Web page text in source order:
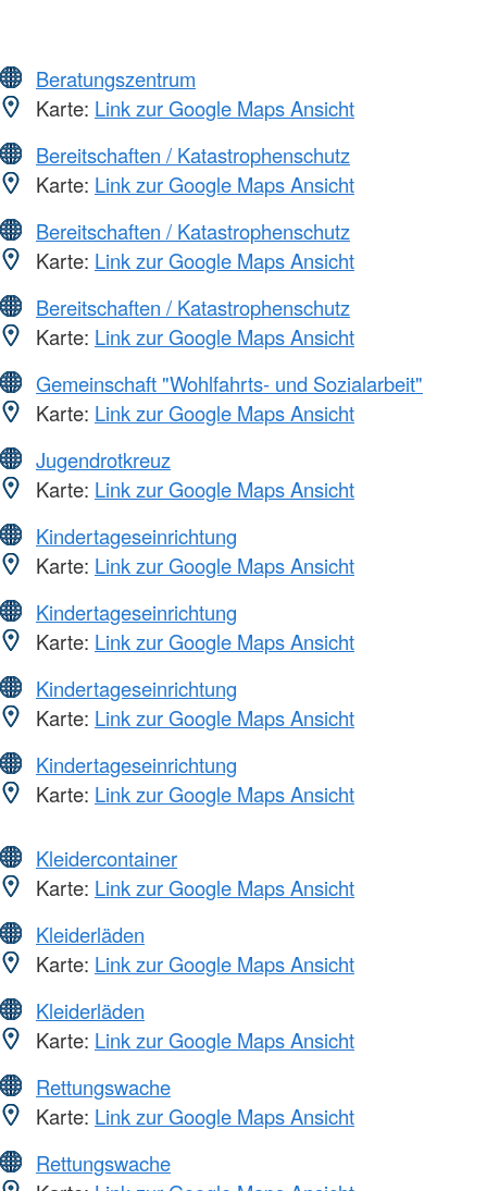
Beratungszentrum
Karte: Link zur Google Maps Ansicht
Bereitschaften / Katastrophenschutz
Karte: Link zur Google Maps Ansicht
Bereitschaften / Katastrophenschutz
Karte: Link zur Google Maps Ansicht
Bereitschaften / Katastrophenschutz
Karte: Link zur Google Maps Ansicht
Gemeinschaft "Wohlfahrts- und Sozialarbeit"
Karte: Link zur Google Maps Ansicht
Jugendrotkreuz
Karte: Link zur Google Maps Ansicht
Kindertageseinrichtung
Karte: Link zur Google Maps Ansicht
Kindertageseinrichtung
Karte: Link zur Google Maps Ansicht
Kindertageseinrichtung
Karte: Link zur Google Maps Ansicht
Kindertageseinrichtung
Karte: Link zur Google Maps Ansicht
Kleidercontainer
Karte: Link zur Google Maps Ansicht
Kleiderläden
Karte: Link zur Google Maps Ansicht
Kleiderläden
Karte: Link zur Google Maps Ansicht
Rettungswache
Karte: Link zur Google Maps Ansicht
Rettungswache